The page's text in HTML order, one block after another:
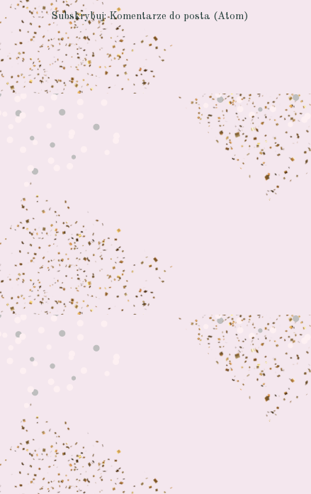
Subskrybuj:Komentarze do posta (Atom)